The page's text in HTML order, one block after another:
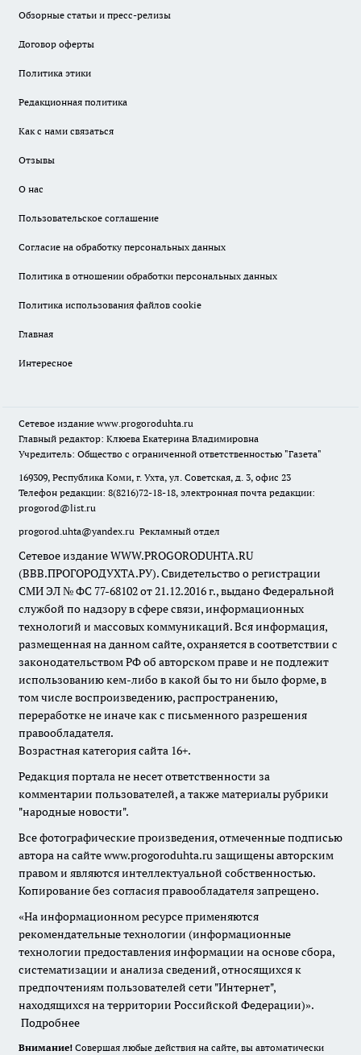
Обзорные статьи и пресс-релизы
Договор оферты
Политика этики
Редакционная политика
Как с нами связаться
Отзывы
О нас
Пользовательское соглашение
Согласие на обработку персональных данных
Политика в отношении обработки персональных данных
Политика использования файлов cookie
Главная
Интересное
Сетевое издание www.progoroduhta.ru
Главный редактор: Клюева Екатерина Владимировна
Учредитель: Общество с ограниченной ответственностью "Газета"
169309, Республика Коми, г. Ухта, ул. Советская, д. 3, офис 23
Телефон редакции: 8(8216)72-18-18, электронная почта редакции:
progorod@list.ru
progorod.uhta@yandex.ru Рекламный отдел
Сетевое издание WWW.PROGORODUHTA.RU
(ВВВ.ПРОГОРОДУХТА.РУ). Свидетельство о регистрации
СМИ ЭЛ № ФС 77-68102 от 21.12.2016 г., выдано Федеральной
службой по надзору в сфере связи, информационных
технологий и массовых коммуникаций. Вся информация,
размещенная на данном сайте, охраняется в соответствии с
законодательством РФ об авторском праве и не подлежит
использованию кем-либо в какой бы то ни было форме, в
том числе воспроизведению, распространению,
переработке не иначе как с письменного разрешения
правообладателя.
Возрастная категория сайта 16+.
Редакция портала не несет ответственности за
комментарии пользователей, а также материалы рубрики
"народные новости".
Все фотографические произведения, отмеченные подписью
автора на сайте www.progoroduhta.ru защищены авторским
правом и являются интеллектуальной собственностью.
Копирование без согласия правообладателя запрещено.
«На информационном ресурсе применяются
рекомендательные технологии (информационные
технологии предоставления информации на основе сбора,
систематизации и анализа сведений, относящихся к
предпочтениям пользователей сети "Интернет",
находящихся на территории Российской Федерации)».
Подробнее
Внимание! Совершая любые действия на сайте, вы автоматически